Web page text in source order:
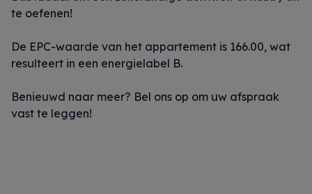
te oefenen!
De EPC-waarde van het appartement is 166.00, wat
resulteert in een energielabel B.
Benieuwd naar meer? Bel ons op om uw afspraak
vast te leggen!